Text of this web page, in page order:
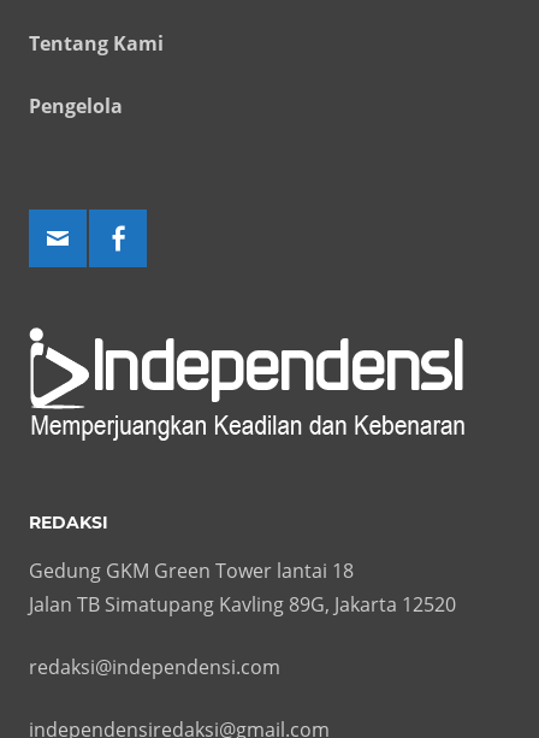
Tentang Kami
Pengelola
REDAKSI
Gedung GKM Green Tower lantai 18
Jalan TB Simatupang Kavling 89G, Jakarta 12520
redaksi@independensi.com
independensiredaksi@gmail.com